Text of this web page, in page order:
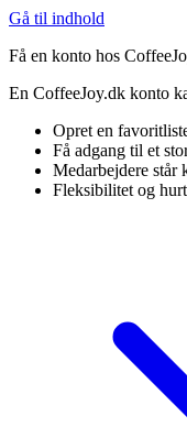
Gå til indhold
Få en konto hos
En CoffeeJoy.dk konto
Opret en
Få adgang til et
Medarbejdere står
Fleksibilitet og